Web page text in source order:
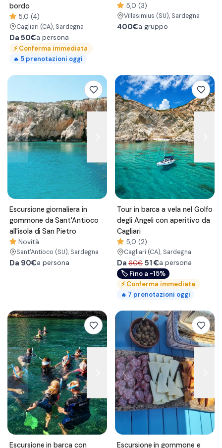
bordo
5,0 (4)
Cagliari (CA), Sardegna
Da 50€a persona
⚡Conferma immediata
🔥 5 prenotazioni oggi
5,0 (3)
Villasimius (SU), Sardegna
400€a gruppo
Escursione giornaliera in
gommone da Sant'Antioco
all'isola di San Pietro
Novità
Sant'Antioco (SU), Sardegna
Da 90€a persona
Tour in barca a vela nel Golfo
degli Angeli con aperitivo da
Cagliari
5,0 (2)
Cagliari (CA), Sardegna
Da 60€ 51 €a persona
🏷 Fino a -15%
⚡Conferma immediata
🔥 7 prenotazioni oggi
Escursione in barca con
Escursione in gommone e